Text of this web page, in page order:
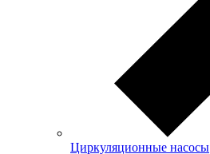
Циркуляционные насосы